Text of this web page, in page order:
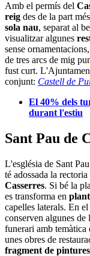
Amb el permís del
reig des de la part
sola nau, separat al
visualitzar algunes
sense
de tres arcs de mig
fust curt.
conjunt: Castell de
El 40% dels
durant l'estiu
Sant Pau de
L'església de Sant
té adossada la
Casserres. Si bé la
es transforma en
capelles laterals. En
conserven algunes de
funerari amb
unes obres de
fragment de pintures